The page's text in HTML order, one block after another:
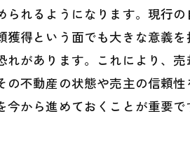
られるようになります。現行
獲得という面でも大きな意義
れがあります。これにより、
の不動産の状態や売主の信頼
今から進めておくことが重要